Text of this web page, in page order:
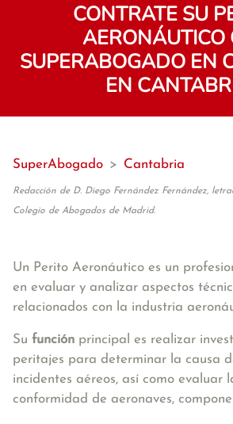
CONTRATE SU
AERONÁUTICO
SUPERABOGADO EN
EN
SuperAbogado > Cantabria
Redacción de D. Diego Fernández Fernández,
Colegio de Abogados de Madrid.
Un Perito Aeronáutico es un
en evaluar y analizar aspectos
relacionados con la industria
Su función principal es realizar
peritajes para determinar la causa
incidentes aéreos, así como evaluar
conformidad de aeronaves,